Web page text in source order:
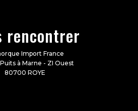
rencontrer
Import France
à Marne - ZI Ouest
80700 ROYE